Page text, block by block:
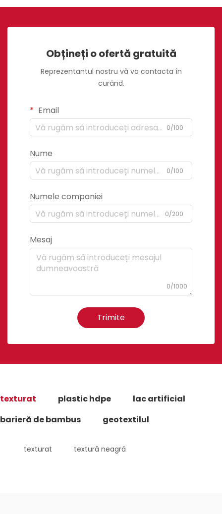
Obțineți o ofertă gratuită
Reprezentantul nostru vă va contacta în
curând.
Email
0/100
Nume
0/100
Numele companiei
0/200
Mesaj
0/1000
Trimite
texturat plastic hdpe
lac artificial
barieră de bambus
geotextilul
texturat textură neagră